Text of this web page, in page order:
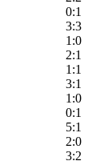
0:1
3:3
1:0
2:1
1:1
3:1
1:0
0:1
5:1
2:0
3:2